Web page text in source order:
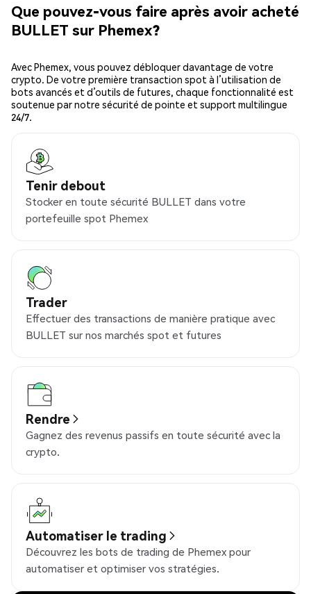
Que pouvez-vous faire après avoir acheté
BULLET sur Phemex?
Avec Phemex, vous pouvez débloquer davantage de votre
crypto. De votre première transaction spot à l’utilisation de
bots avancés et d’outils de futures, chaque fonctionnalité est
soutenue par notre sécurité de pointe et support multilingue
24/7.
Tenir debout
Stocker en toute sécurité BULLET dans votre
portefeuille spot Phemex
Trader
Effectuer des transactions de manière pratique avec
BULLET sur nos marchés spot et futures
Rendre
Gagnez des revenus passifs en toute sécurité avec la
crypto.
Automatiser le trading
Découvrez les bots de trading de Phemex pour
automatiser et optimiser vos stratégies.